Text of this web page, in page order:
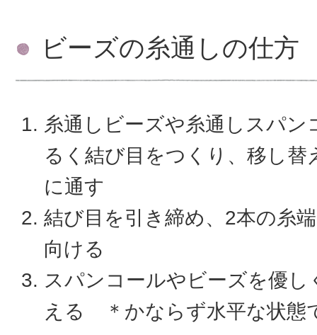
ビーズの糸通しの仕方
糸通しビーズや糸通しスパン
るく結び目をつくり、移し替
に通す
結び目を引き締め、2本の糸
向ける
スパンコールやビーズを優し
える ＊かならず水平な状態